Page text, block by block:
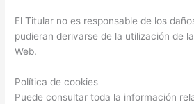
El Titular no es responsable de los
pudieran derivarse de la utilización de
Web.
Política de cookies
Puede consultar toda la información